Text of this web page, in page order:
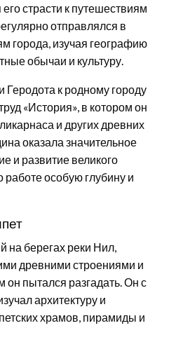
страсти к путешествиям
отправлялся в
города, изучая географию
обычаи и культуру.
к родному городу
«История», в котором он
и других древних
оказала значительное
и развитие великого
работе особую глубину и
на берегах реки Нил,
древними строениями и
он пытался разгадать. Он с
архитектуру и
храмов, пирамиды и